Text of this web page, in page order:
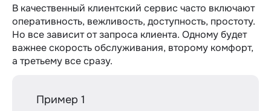
В качественный клиентский сервис часто включают
оперативность, вежливость, доступность, простоту.
Но все зависит от запроса клиента. Одному будет
важнее скорость обслуживания, второму комфорт,
а третьему все сразу.
Пример 1